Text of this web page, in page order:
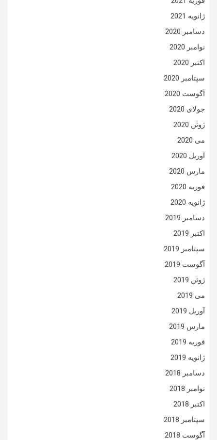
ژانویه 2021
دسامبر 2020
نوامبر 2020
اکتبر 2020
سپتامبر 2020
آگوست 2020
جولای 2020
ژوئن 2020
می 2020
آوریل 2020
مارس 2020
فوریه 2020
ژانویه 2020
دسامبر 2019
اکتبر 2019
سپتامبر 2019
آگوست 2019
ژوئن 2019
می 2019
آوریل 2019
مارس 2019
فوریه 2019
ژانویه 2019
دسامبر 2018
نوامبر 2018
اکتبر 2018
سپتامبر 2018
آگوست 2018